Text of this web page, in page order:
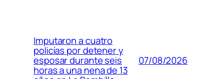
Imputaron a cuatro
policías por detener y
esposar durante seis
horas a una nena de 13
07/08/2026